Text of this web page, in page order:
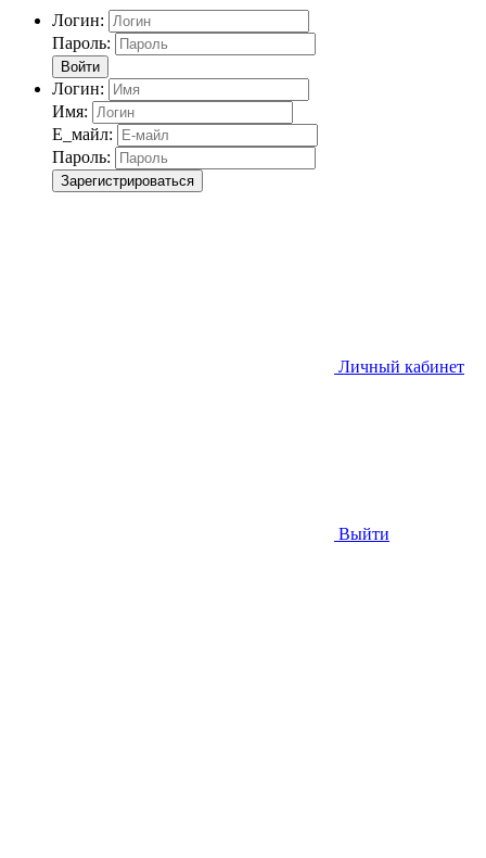
Логин:
Пароль:
Войти
Логин:
Имя:
Е_майл:
Пароль:
Зарегистрироваться
Личный кабинет
Выйти